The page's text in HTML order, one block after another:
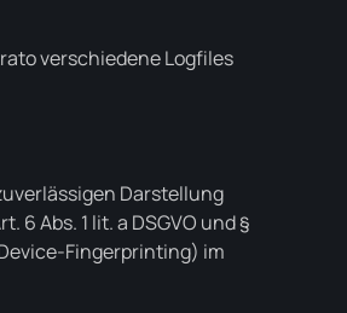
verschiedene Logfiles
Darstellung
Abs. 1 lit. a DSGVO und §
Fingerprinting) im